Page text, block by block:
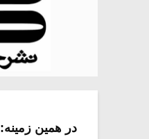
در همین زمینه: